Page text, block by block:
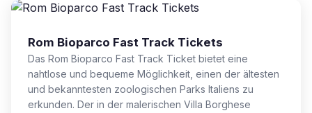
Rom Bioparco Fast Track Tickets
Das Rom Bioparco Fast Track Ticket bietet eine
nahtlose und bequeme Möglichkeit, einen der ältesten
und bekanntesten zoologischen Parks Italiens zu
erkunden. Der in der malerischen Villa Borghese